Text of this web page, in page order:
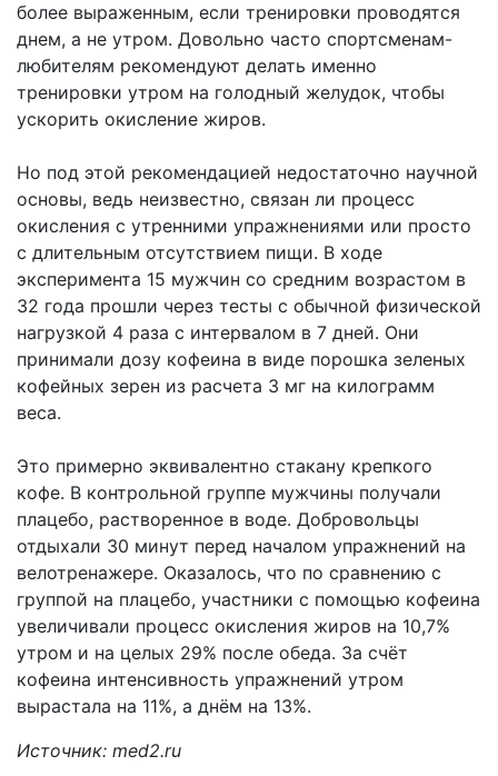
более выраженным, если тренировки проводятся
днем, а не утром. Довольно часто спортсменам-
любителям рекомендуют делать именно
тренировки утром на голодный желудок, чтобы
ускорить окисление жиров.
Но под этой рекомендацией недостаточно научной
основы, ведь неизвестно, связан ли процесс
окисления с утренними упражнениями или просто
с длительным отсутствием пищи. В ходе
эксперимента 15 мужчин со средним возрастом в
32 года прошли через тесты с обычной физической
нагрузкой 4 раза с интервалом в 7 дней. Они
принимали дозу кофеина в виде порошка зеленых
кофейных зерен из расчета 3 мг на килограмм
веса.
Это примерно эквивалентно стакану крепкого
кофе. В контрольной группе мужчины получали
плацебо, растворенное в воде. Добровольцы
отдыхали 30 минут перед началом упражнений на
велотренажере. Оказалось, что по сравнению с
группой на плацебо, участники с помощью кофеина
увеличивали процесс окисления жиров на 10,7%
утром и на целых 29% после обеда. За счёт
кофеина интенсивность упражнений утром
вырастала на 11%, а днём на 13%.
Источник: med2.ru